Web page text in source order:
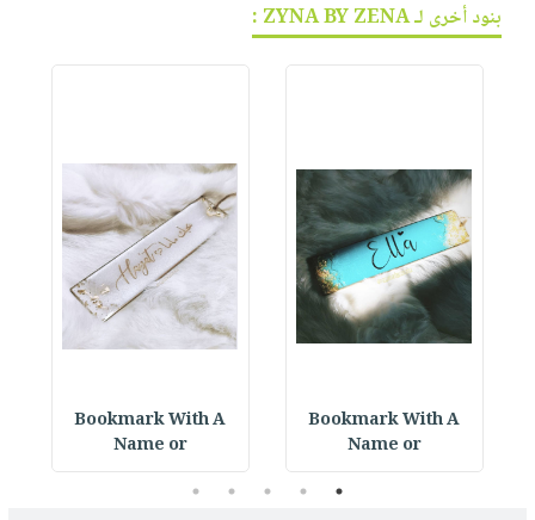
بنود أخرى لـ ZYNA BY ZENA :
Bookmark With A
Name or
Bookmark With A
Name or
1
2
3
4
5